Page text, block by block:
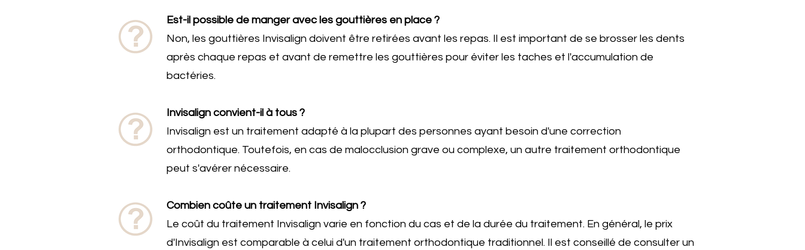
Est-il possible de manger avec les gouttières en place ?
Non, les gouttières Invisalign doivent être retirées avant les repas. Il est important de se brosser les dents
après chaque repas et avant de remettre les gouttières pour éviter les taches et l'accumulation de
bactéries.
Invisalign convient-il à tous ?
Invisalign est un traitement adapté à la plupart des personnes ayant besoin d'une correction
orthodontique. Toutefois, en cas de malocclusion grave ou complexe, un autre traitement orthodontique
peut s'avérer nécessaire.
Combien coûte un traitement Invisalign ?
Le coût du traitement Invisalign varie en fonction du cas et de la durée du traitement. En général, le prix
d'Invisalign est comparable à celui d'un traitement orthodontique traditionnel. Il est conseillé de consulter un